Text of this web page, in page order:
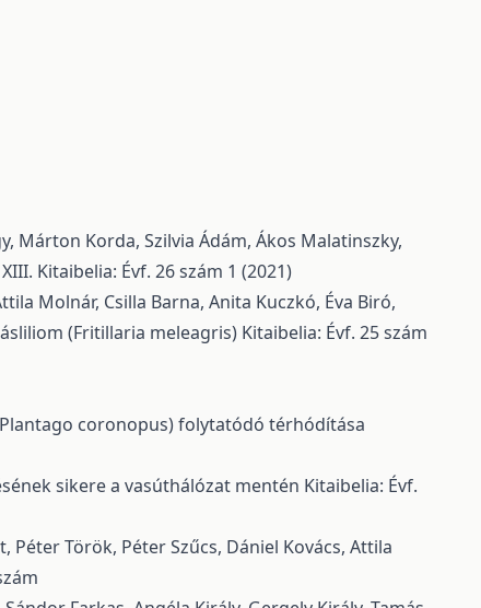
Márton Korda, Szilvia Ádám, Ákos Malatinszky,
Kitaibelia: Évf. 26 szám 1 (2021)
Molnár, Csilla Barna, Anita Kuczkó, Éva Biró,
(Fritillaria meleagris) Kitaibelia: Évf. 25 szám
coronopus) folytatódó térhódítása
sikere a vasúthálózat mentén Kitaibelia: Évf.
Péter Török, Péter Szűcs, Dániel Kovács, Attila